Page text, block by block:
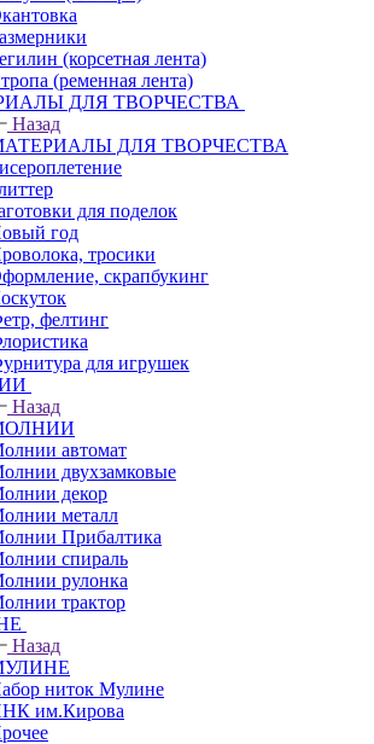
(корсетная лента)
(ременная лента)
ДЛЯ ТВОРЧЕСТВА
Назад
ДЛЯ ТВОРЧЕСТВА
для поделок
год
тросики
скрапбукинг
фелтинг
для игрушек
Назад
автомат
двухзамковые
декор
металл
Прибалтика
спираль
рулонка
трактор
Назад
ниток Мулине
им.Кирова